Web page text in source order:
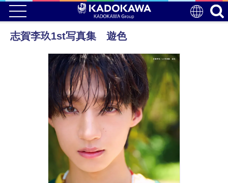
志賀李玖1st写真集 遊色